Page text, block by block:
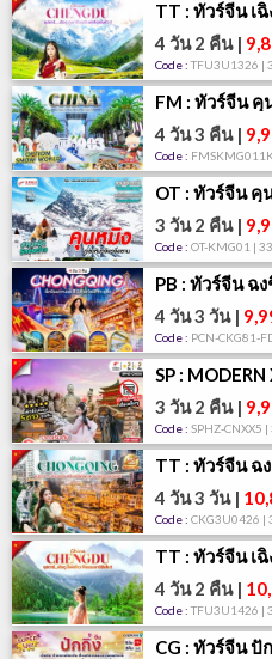
TT : ทัวร์จีน เ
4 วัน 2 คืน|
Code : TFU3U1326 |
FM : ทัวร์จีน คุ
4 วัน 3 คืน|
Code :
OT : ทัวร์จีน คุ
3 วัน 2 คืน|
Code : OT-KMG01 |
PB : ทัวร์จีน ฉ
4 วัน 3 วัน|
Code : PCN-CKG81-
SP :
3 วัน 2 คืน|
Code : SPHZ-CNXX5
TT : ทัวร์จีน ฉ
4 วัน 3 วัน|
Code : CKG3U0426 |
TT : ทัวร์จีน เ
4 วัน 2 คืน|
Code : TFU3U1426 |
CG : ทัวร์จีน ปั